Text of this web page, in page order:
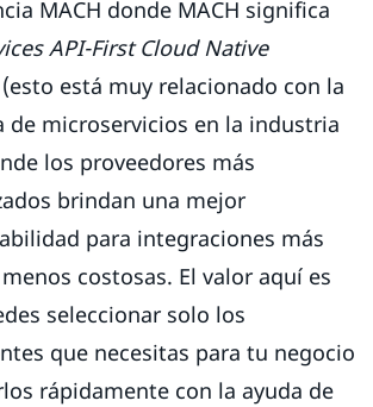
MACH donde MACH significa
API-First Cloud Native
está muy relacionado con la
de microservicios en la industria
los proveedores más
brindan una mejor
para integraciones más
costosas. El valor aquí es
seleccionar solo los
que necesitas para tu negocio
rápidamente con la ayuda de